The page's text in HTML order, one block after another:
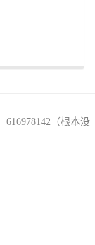
616978142（根本没